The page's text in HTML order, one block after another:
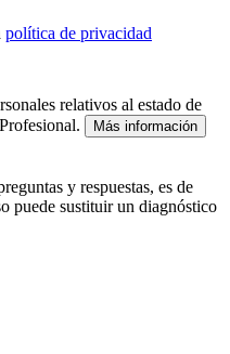
política de privacidad
relativos al estado de
Más información
y respuestas, es de
puede sustituir un diagnóstico